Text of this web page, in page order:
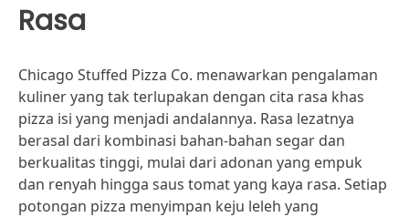
Rasa
Chicago Stuffed Pizza Co. menawarkan pengalaman
kuliner yang tak terlupakan dengan cita rasa khas
pizza isi yang menjadi andalannya. Rasa lezatnya
berasal dari kombinasi bahan-bahan segar dan
berkualitas tinggi, mulai dari adonan yang empuk
dan renyah hingga saus tomat yang kaya rasa. Setiap
potongan pizza menyimpan keju leleh yang